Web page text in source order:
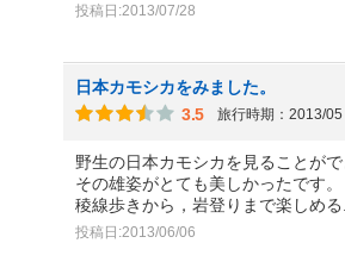
投稿日:2013/07/28
日本カモシカをみました。
3.5
旅行時期：2013/05
野生の日本カモシカを見ることがで
その雄姿がとても美しかったです。
稜線歩きから，岩登りまで楽しめる
投稿日:2013/06/06